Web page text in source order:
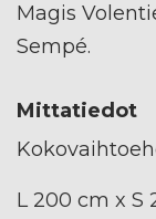
Magis
Sempé.
Mittatiedot
L 200 cm x S